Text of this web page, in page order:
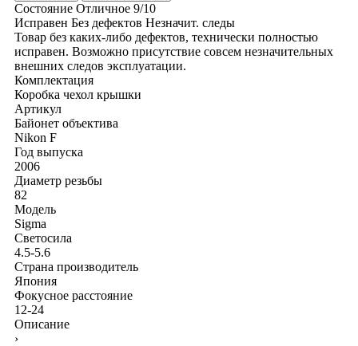
Состояние Отличное 9/10
Исправен Без дефектов Незначит. следы
Товар без каких-либо дефектов, технически полностью
исправен. Возможно присутствие совсем незначительных
внешних следов эксплуатации.
Комплектация
Коробка чехол крышки
Артикул
Байонет объектива
Nikon F
Год выпуска
2006
Диаметр резьбы
82
Модель
Sigma
Светосила
4.5-5.6
Страна производитель
Япония
Фокусное расстояние
12-24
Описание
›